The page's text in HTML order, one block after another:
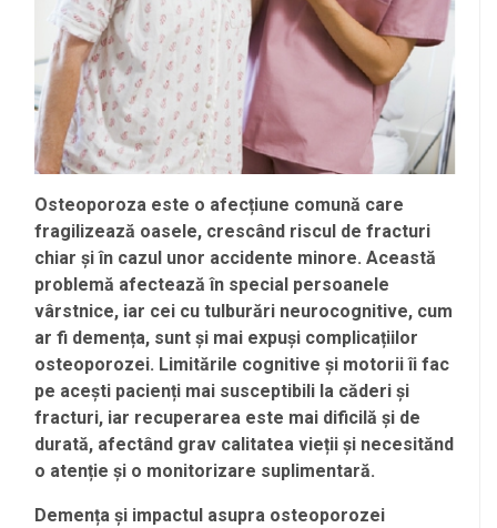
Osteoporoza este o afecțiune comună care
fragilizează oasele, crescând riscul de fracturi
chiar și în cazul unor accidente minore. Această
problemă afectează în special persoanele
vârstnice, iar cei cu tulburări neurocognitive, cum
ar fi demența, sunt și mai expuși complicațiilor
osteoporozei. Limitările cognitive și motorii îi fac
pe acești pacienți mai susceptibili la căderi și
fracturi, iar recuperarea este mai dificilă și de
durată, afectând grav calitatea vieții și necesitănd
o atenție și o monitorizare suplimentară.
Demența și impactul asupra osteoporozei